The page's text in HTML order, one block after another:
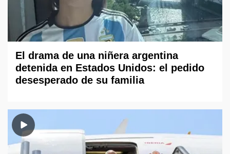
El drama de una niñera argentina
detenida en Estados Unidos: el pedido
desesperado de su familia